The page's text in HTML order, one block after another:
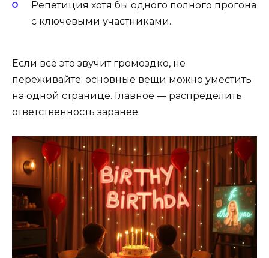
Репетиция хотя бы одного полного прогона
с ключевыми участниками.
Если всё это звучит громоздко, не
переживайте: основные вещи можно уместить
на одной странице. Главное — распределить
ответственность заранее.